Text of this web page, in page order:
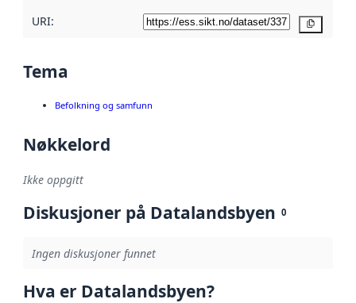
URI:
Tema
Befolkning og samfunn
Nøkkelord
Ikke oppgitt
Diskusjoner på Datalandsbyen 0
Ingen diskusjoner funnet
Hva er Datalandsbyen?